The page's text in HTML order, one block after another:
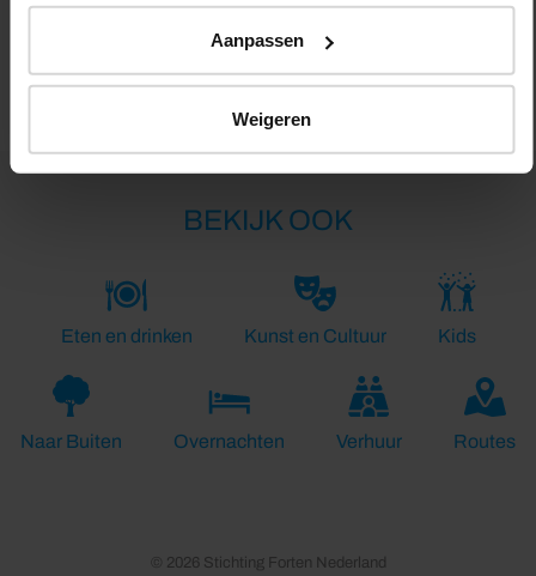
Aanpassen
Weigeren
46.0 km
BEKIJK OOK
Eten en drinken Kunst en Cultuur Kids
Naar Buiten Overnachten Verhuur Routes
© 2026 Stichting Forten Nederland